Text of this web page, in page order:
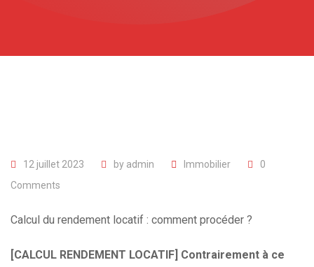
12 juillet 2023 by admin Immobilier
0
Comments
Calcul du rendement locatif : comment procéder ?
[CALCUL RENDEMENT LOCATIF] Contrairement à ce